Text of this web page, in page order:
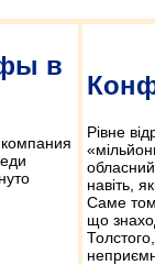
в
Рівне
навіть,
Саме
що